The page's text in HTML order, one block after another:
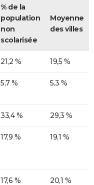
% de la
population
non
scolarisée
Moyenne
des villes
21,2 % 19,5 %
5,7 % 5,3 %
33,4 % 29,3 %
17,9 % 19,1 %
17,6 % 20,1 %